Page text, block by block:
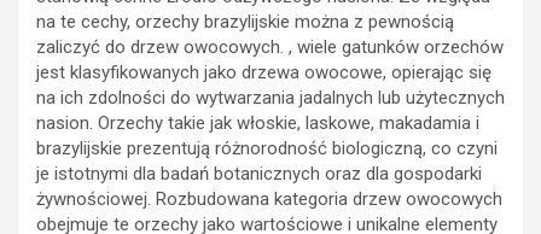
jest klasyfikowanych jako drzewa owocowe, opierając się
na ich zdolności do wytwarzania jadalnych lub użytecznych
nasion. Orzechy takie jak włoskie, laskowe, makadamia i
brazylijskie prezentują różnorodność biologiczną, co czyni
je istotnymi dla badań botanicznych oraz dla gospodarki
żywnościowej. Rozbudowana kategoria drzew owocowych
obejmuje te orzechy jako wartościowe i unikalne elementy
w świecie roślin.